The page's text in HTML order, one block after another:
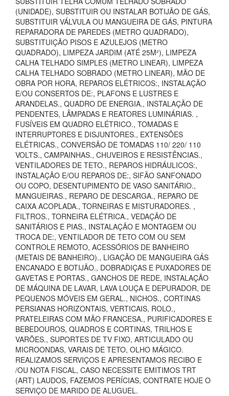
(UNIDADE), SUBSTITUIR OU INSTALAR BOTIJÃO DE GÁS,
SUBSTITUIR VÁLVULA OU MANGUEIRA DE GÁS, PINTURA
REPARADORA DE PAREDES (METRO QUADRADO),
SUBSTITUIÇÃO PISOS E AZULEJOS (METRO
QUADRADO), LIMPEZA JARDIM (ATÉ 25M²), LIMPEZA
CALHA TELHADO SIMPLES (METRO LINEAR), LIMPEZA
CALHA TELHADO SOBRADO (METRO LINEAR), MÃO DE
OBRA POR HORA, REPAROS ELÉTRICOS:, INSTALAÇÃO
E/OU CONSERTOS DE:, PLAFONS E LUSTRES E
ARANDELAS., QUADRO DE ENERGIA., INSTALAÇÃO DE
PENDENTES, LÂMPADAS E REATORES LUMINÁRIAS. ,
FUSÍVEIS EM QUADRO ELÉTRICO., TOMADAS E
INTERRUPTORES E DISJUNTORES., EXTENSÕES
ELÉTRICAS., CONVERSÃO DE TOMADAS 110/ 220/ 110
VOLTS., CAMPAINHAS., CHUVEIROS E RESISTÊNCIAS.,
VENTILADORES DE TETO., REPAROS HIDRÁULICOS:,
INSTALAÇÃO E/OU REPAROS DE:, SIFÃO SANFONADO
OU COPO, DESENTUPIMENTO DE VASO SANITÁRIO.,
MANGUEIRAS., REPARO DE DESCARGA., REPARO DE
CAIXA ACOPLADA., TORNEIRAS E MISTURADORES. ,
FILTROS., TORNEIRA ELÉTRICA., VEDAÇÃO DE
SANITÁRIOS E PIAS., INSTALAÇÃO E MONTAGEM OU
TROCA DE:, VENTILADOR DE TETO COM OU SEM
CONTROLE REMOTO, ACESSÓRIOS DE BANHEIRO
(METAIS DE BANHEIRO)., LIGAÇÃO DE MANGUEIRA GÁS
ENCANADO E BOTIJÃO., DOBRADIÇAS E PUXADORES DE
GAVETAS E PORTAS., GANCHOS DE REDE, INSTALAÇÃO
DE MÁQUINA DE LAVAR, LAVA LOUÇA E DEPURADOR, DE
PEQUENOS MÓVEIS EM GERAL., NICHOS., CORTINAS
PERSIANAS HORIZONTAIS, VERTICAIS, ROLO.,
PRATELEIRAS COM MÃO FRANCESA., PURIFICADORES E
BEBEDOUROS, QUADROS E CORTINAS, TRILHOS E
VARÕES., SUPORTES DE TV FIXO, ARTICULADO OU
MICROONDAS, VARAIS DE TETO, OLHO MÁGICO.
REALIZAMOS SERVIÇOS E APRESENTAMOS RECIBO E
/OU NOTA FISCAL, CASO NECESSITE EMITIMOS TRT
(ART) LAUDOS, FAZEMOS PERÍCIAS, CONTRATE HOJE O
SERVIÇO DE MARIDO DE ALUGUEL.